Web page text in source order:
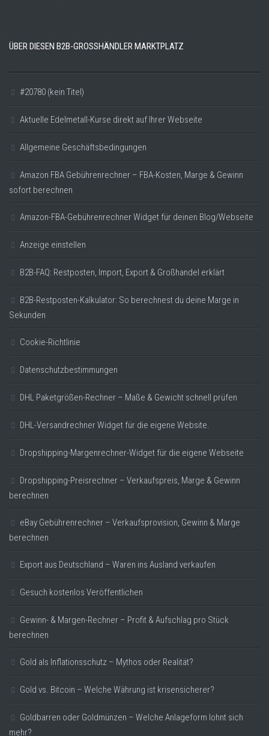
ÜBER DIESEN B2B-GROSSHÄNDLER MARKTPLATZ
#20780 (kein Titel)
Aktuelle Edelmetall-Kurse direkt auf Ihrer Webseite
Allgemeine Geschäftsbedingungen
Amazon FBA Gebührenrechner – FBA-Kosten, Marge & Gewinn
sofort berechnen
Amazon-FBA-Gebührenrechner Widget für deinen Blog/Webseite
Anzeige einstellen
B2B-FAQ: Restposten, Import, Export & Großhandel erklärt
B2B-Restposten-Kalkulator: So berechnest du deine Marge in
Sekunden
Cookie-Richtlinie
Datenschutzbestimmungen
DHL Paketgrößen-Rechner – Maße & Gewicht schnell prüfen
DHL-Versandrechner Widget für die eigene Website.
Dropshipping-Margenrechner-Widget für die eigene Webseite
Dropshipping-Preisrechner – Verkaufspreis, Marge & Gewinn
berechnen
eBay Gebührenrechner – Verkaufsprovision, Gewinn & Marge
berechnen
Export aus Deutschland – Waren ins Ausland verkaufen
Gesuch kostenlos Veröffentlichen
Gewinn- & Margen-Rechner – Profit & Aufschlag pro Stück
berechnen
Gold als Inflationsschutz – Mythos oder Realität?
Gold vs. Bitcoin – Welche Währung ist krisensicherer?
Goldbarren oder Goldmünzen – Welche Anlageform lohnt sich
mehr?